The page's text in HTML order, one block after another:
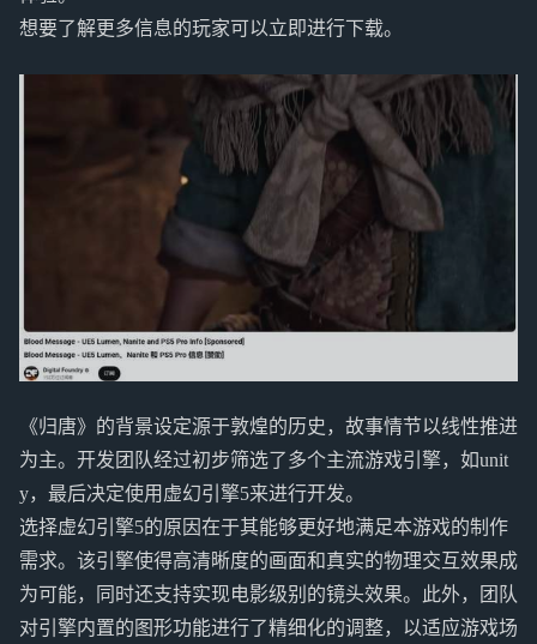
想要了解更多信息的玩家可以立即进行下载。
《归唐》的背景设定源于敦煌的历史，故事情节以线性推进
为主。开发团队经过初步筛选了多个主流游戏引擎，如unit
y，最后决定使用虚幻引擎5来进行开发。
选择虚幻引擎5的原因在于其能够更好地满足本游戏的制作
需求。该引擎使得高清晰度的画面和真实的物理交互效果成
为可能，同时还支持实现电影级别的镜头效果。此外，团队
对引擎内置的图形功能进行了精细化的调整，以适应游戏场